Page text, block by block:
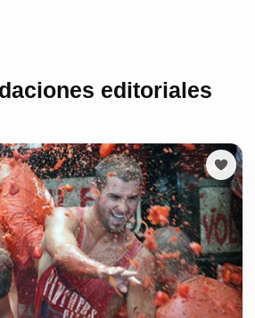
editoriales